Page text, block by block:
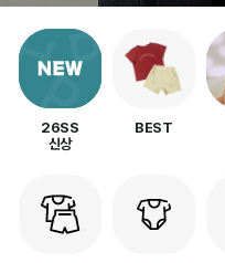
26SS
신상
BEST